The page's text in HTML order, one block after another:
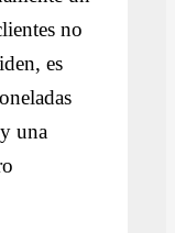
no
es
una